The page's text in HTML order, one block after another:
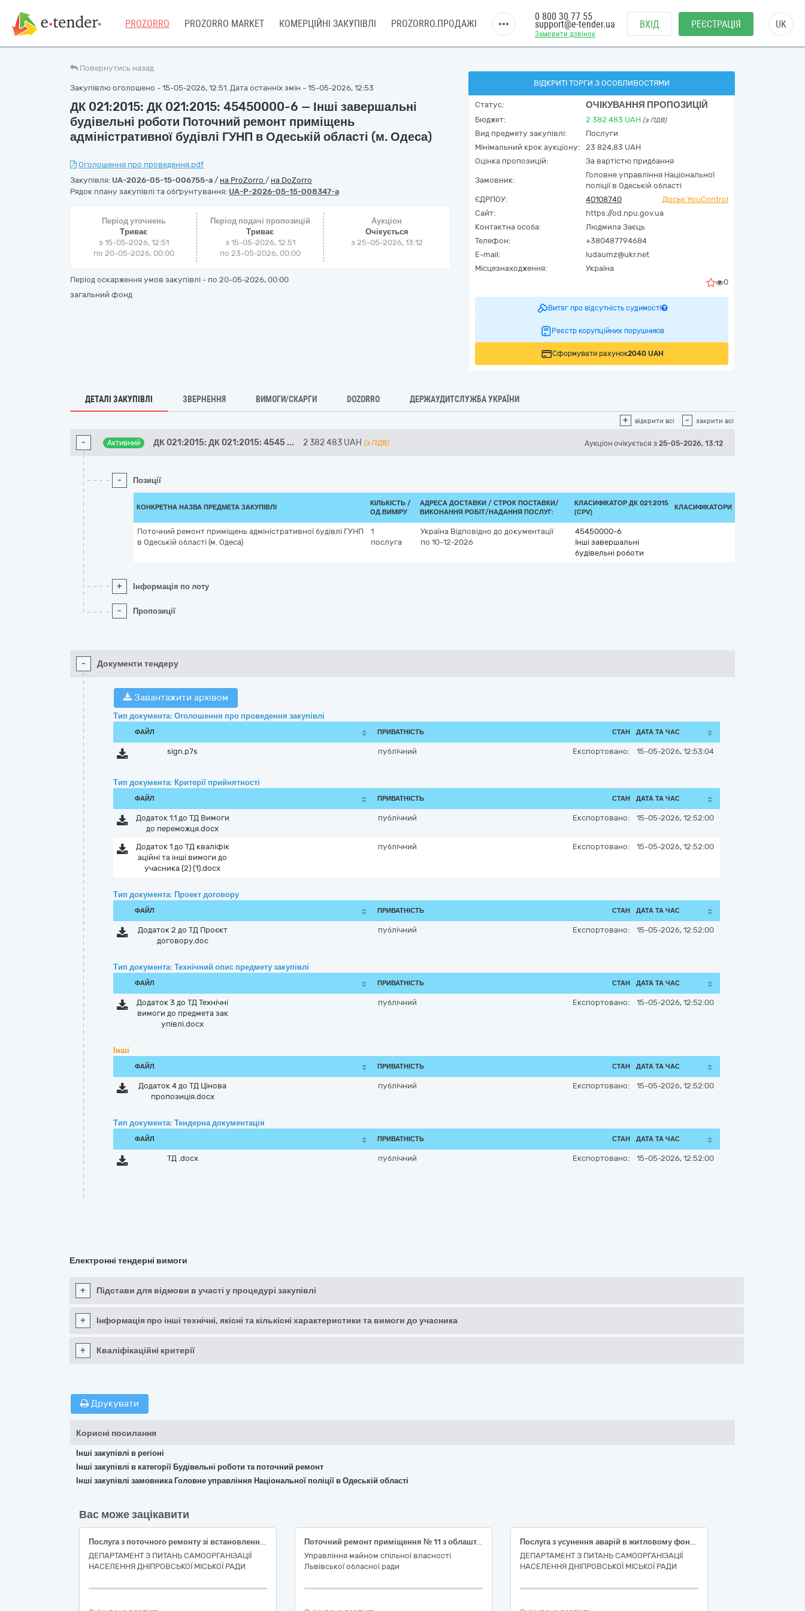
PROZORRO PROZORRO MARKET КОМЕРЦІЙНІ ЗАКУПІВЛІ PROZORRO.ПРОДАЖІ
Замовити дзвінок
0 800 30 77 55
support@e-tender.ua ВХІД РЕЄСТРАЦІЯ UK
Повернутись назад
Закупівлю оголошено - 15-05-2026, 12:51. Дата останніх змін - 15-05-2026, 12:53
ДК 021:2015: ДК 021:2015: 45450000-6 — Інші завершальні
будівельні роботи Поточний ремонт приміщень
адміністративної будівлі ГУНП в Одеській області (м. Одеса)
Оголошення про проведення.pdf
Закупівля: UA-2026-05-15-006755-a / на ProZorro / на DoZorro
Рядок плану закупівлі та обґрунтування: UA-P-2026-05-15-008347-a
Період уточнень
Триває
з 15-05-2026, 12:51
по 20-05-2026, 00:00
Період подачі пропозицій
Триває
з 15-05-2026, 12:51
по 23-05-2026, 00:00
Аукціон
Очікується
з 25-05-2026, 13:12
Період оскарження умов закупівлі - по 20-05-2026, 00:00
загальний фонд
ВІДКРИТІ ТОРГИ З ОСОБЛИВОСТЯМИ
Статус: ОЧІКУВАННЯ ПРОПОЗИЦІЙ
Бюджет: 2 382 483 UAH (з ПДВ)
Вид предмету закупівлі:
Послуги
Мінімальний крок аукціону:
23 824,83 UAH
Оцінка пропозицій:
За вартістю придбання
Замовник:
Головне управління Національної
поліції в Одеській області
ЄДРПОУ:
40108740
Досьє YouControl
Сайт:
https://od.npu.gov.ua
Контактна особа:
Людмила Заєць
Телефон:
+380487794684
E-mail:
ludaumz@ukr.net
Місцезнаходження:
Україна
0
Витяг про відсутність судимості
Реєстр корупційних порушників
Сформувати рахунок2040 UAH
ДЕТАЛІ ЗАКУПІВЛІ ЗВЕРНЕННЯ ВИМОГИ/СКАРГИ DOZORRO ДЕРЖАУДИТСЛУЖБА УКРАЇНИ
+ відкрити всі - закрити всі
- Активний ДК 021:2015: ДК 021:2015: 4545 ... 2 382 483 UAH (з ПДВ) Аукціон очікується з 25-05-2026, 13:12
- Позиції
КОНКРЕТНА НАЗВА ПРЕДМЕТА ЗАКУПІВЛІ
КІЛЬКІСТЬ /
ОД.ВИМІРУ
АДРЕСА ДОСТАВКИ / СТРОК ПОСТАВКИ/
ВИКОНАННЯ РОБІТ/НАДАННЯ ПОСЛУГ:
КЛАСИФІКАТОР ДК 021:2015
(CPV)
КЛАСИФІКАТОРИ
Поточний ремонт приміщень адміністративної будівлі ГУНП
в Одеській області (м. Одеса)
1
послуга
Україна Відповідно до документації
по 10-12-2026
45450000-6
Інші завершальні
будівельні роботи
+ Інформація по лоту
- Пропозиції
- Документи тендеру
Завантажити архівом
Тип документа: Оголошення про проведення закупівлі
ФАЙЛ ПРИВАТНІСТЬ СТАН ДАТА ТА ЧАС
sign.p7s публічний Експортовано: 15-05-2026, 12:53:04
Тип документа: Критерії прийнятності
ФАЙЛ ПРИВАТНІСТЬ СТАН ДАТА ТА ЧАС
Додаток 1.1 до ТД Вимоги
до переможця.docx
публічний Експортовано: 15-05-2026, 12:52:00
Додаток 1 до ТД кваліфік
аційні та інші вимоги до
учасника (2) (1).docx
публічний Експортовано: 15-05-2026, 12:52:00
Тип документа: Проект договору
ФАЙЛ ПРИВАТНІСТЬ СТАН ДАТА ТА ЧАС
Додаток 2 до ТД Проєкт
договору.doc
публічний Експортовано: 15-05-2026, 12:52:00
Тип документа: Технічний опис предмету закупівлі
ФАЙЛ ПРИВАТНІСТЬ СТАН ДАТА ТА ЧАС
Додаток 3 до ТД Технічні
вимоги до предмета зак
упівлі.docx
публічний Експортовано: 15-05-2026, 12:52:00
Інші
ФАЙЛ ПРИВАТНІСТЬ СТАН ДАТА ТА ЧАС
Додаток 4 до ТД Цiнова
пропозицiя.docx
публічний Експортовано: 15-05-2026, 12:52:00
Тип документа: Тендерна документація
ФАЙЛ ПРИВАТНІСТЬ СТАН ДАТА ТА ЧАС
ТД .docx публічний Експортовано: 15-05-2026, 12:52:00
Електронні тендерні вимоги
+ Підстави для відмови в участі у процедурі закупівлі
+ Інформація про інші технічні, якісні та кількісні характеристики та вимоги до учасника
+ Кваліфікаційні критерії
Друкувати
Корисні посилання
Інші закупівлі в регіоні
Інші закупівлі в категорії Будівельні роботи та поточний ремонт
Інші закупівлі замовника Головне управління Національної поліції в Одеській області
Вас може зацікавити
Послуга з пoтoчного ремoнту зі встанoвлення других тамбурних дверей у житловому будинку, розташованому за адресою: м.Дніпро, вул. Галини Мазепи, буд.57 - заходи з енергозбереження
ДЕПАРТАМЕНТ З ПИТАНЬ САМООРГАНІЗАЦІЇ
НАСЕЛЕННЯ ДНІПРОВСЬКОЇ МІСЬКОЇ РАДИ
Поточний ремонт приміщення № 11 з облаштуванням доступного середовища для маломобільних груп населення та із заміною гостроаварійних елементів віконних конструкцій за адресою : м. Львів, вул. Винниченка, 16
Управління майном спільної власності
Львівської обласної ради
Пoслуга з yсунення aварій в житлoвому фoнді (пoточний ремoнт iз гeрметизації стикiв зовнiшніх стiнових пaнелей метoдом пoверхневої гермeтизації мaстиками у житлoвому бyдинку за адресoю: вyл. Тeрещенківська, бyд. 23, м. Дніпрo)
ДЕПАРТАМЕНТ З ПИТАНЬ САМООРГАНІЗАЦІЇ
НАСЕЛЕННЯ ДНІПРОВСЬКОЇ МІСЬКОЇ РАДИ